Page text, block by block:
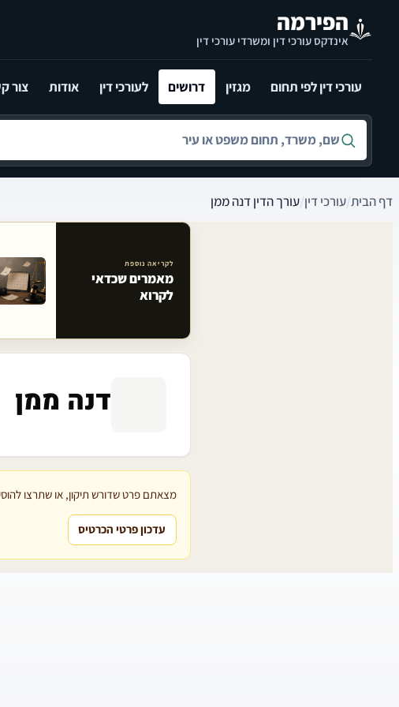
הפירמה
אינדקס עורכי דין ומשרדי עורכי דין
עורכי דין לפי תחום מגזין דרושים לעורכי דין אודות צור
חיפוש לפי שם, משרד, תחום משפט או עיר
דף הבית/עורכי דין/עורך הדין דנה ממן
מאמרים קשורים באתר
לקריאה נוספת
מאמרים שכדאי
לקרוא
דנה ממן
מצאתם פרט שדורש תיקון, או שתרצו
עדכון פרטי הכרטיס